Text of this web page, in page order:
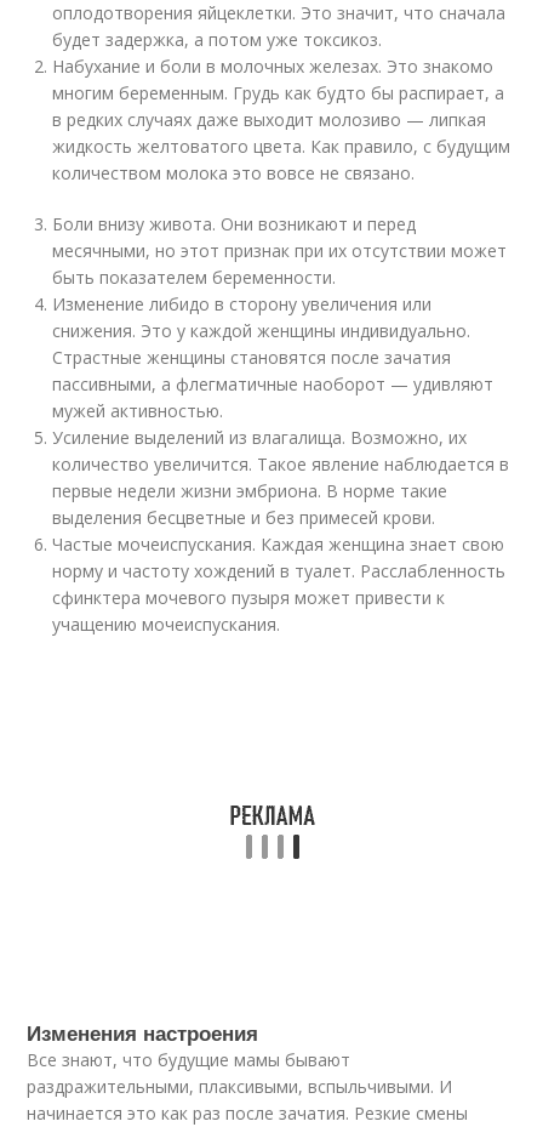
оплодотворения яйцеклетки. Это значит, что сначала
будет задержка, а потом уже токсикоз.
Набухание и боли в молочных железах. Это знакомо
многим беременным. Грудь как будто бы распирает, а
в редких случаях даже выходит молозиво — липкая
жидкость желтоватого цвета. Как правило, с будущим
количеством молока это вовсе не связано.
Боли внизу живота. Они возникают и перед
месячными, но этот признак при их отсутствии может
быть показателем беременности.
Изменение либидо в сторону увеличения или
снижения. Это у каждой женщины индивидуально.
Страстные женщины становятся после зачатия
пассивными, а флегматичные наоборот — удивляют
мужей активностью.
Усиление выделений из влагалища. Возможно, их
количество увеличится. Такое явление наблюдается в
первые недели жизни эмбриона. В норме такие
выделения бесцветные и без примесей крови.
Частые мочеиспускания. Каждая женщина знает свою
норму и частоту хождений в туалет. Расслабленность
сфинктера мочевого пузыря может привести к
учащению мочеиспускания.
Изменения настроения
Все знают, что будущие мамы бывают
раздражительными, плаксивыми, вспыльчивыми. И
начинается это как раз после зачатия. Резкие смены